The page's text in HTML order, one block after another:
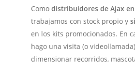
Comodistribuidores de Ajax
trabajamos con stock propio y
en los kits promocionados. En
hago una visita (o
dimensionar recorridos,